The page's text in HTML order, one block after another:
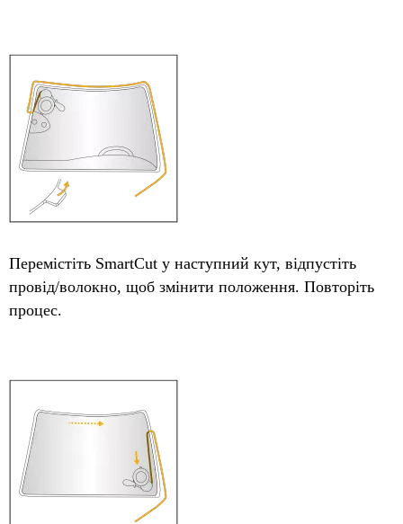
Перемістіть SmartCut у наступний кут, відпустіть
провід/волокно, щоб змінити положення. Повторіть
процес.